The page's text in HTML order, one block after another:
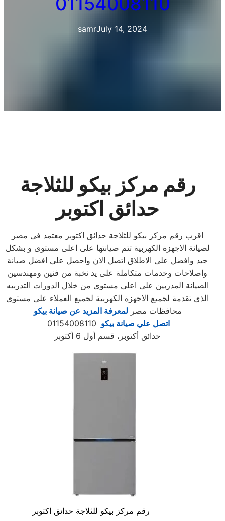
samrJuly 14, 2024
رقم مركز بيكو للثلاجة
حدائق اكتوبر
اقرب رقم مركز بيكو للثلاجة حدائق اكتوبر معتمد فى مصر
لصيانة الاجهزة الكهربية تتم صيانتها على اعلى مستوى و بشكل
جيد وافضل على الاطلاق اتصل الان واحصل على افضل صيانة
واصلاحات وخدمات متكاملة على يد نخبة من فنين ومهندسين
الصيانة المدربين على اعلى مستوى من خلال الدورات التدربيه
الذى تقدمة لجميع الاجهزة الكهربية لجميع العملاء على مستوى
محافظات مصر لمعرفة المزيد عن صيانة بيكو
اتصل علي صيانة بيكو
حدائق أكتوبر، قسم أول 6 أكتوبر
رقم مركز بيكو للثلاجة حدائق اكتوبر